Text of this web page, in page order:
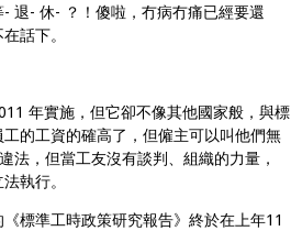
退- 休- ？！傻啦，冇病冇痛已經要還
話下。
年實施，但它卻不像其他國家般，與標
的工資的確高了，但僱主可以叫他們無
法，但當工友沒有談判、組織的力量，
執行。
標準工時政策研究報告》終於在上年11